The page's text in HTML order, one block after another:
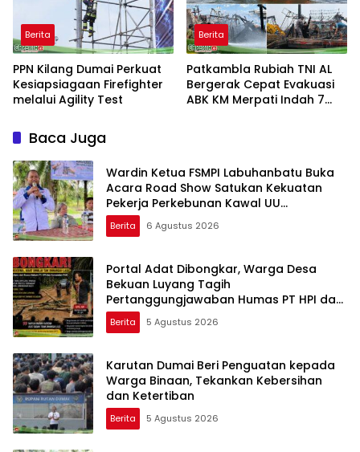
Berita
PPN Kilang Dumai Perkuat
Kesiapsiagaan Firefighter
melalui Agility Test
Berita
Patkambla Rubiah TNI AL
Bergerak Cepat Evakuasi
ABK KM Merpati Indah 7
Baca Juga
Wardin Ketua FSMPI Labuhanbatu Buka
Acara Road Show Satukan Kekuatan
Pekerja Perkebunan Kawal UU
Ketenagakerjaan Baru
Berita 6 Agustus 2026
Portal Adat Dibongkar, Warga Desa
Bekuan Luyang Tagih
Pertanggungjawaban Humas PT HPI dan
Kepala Desa yang Diduga Terlibat
Berita 5 Agustus 2026
Karutan Dumai Beri Penguatan kepada
Warga Binaan, Tekankan Kebersihan
dan Ketertiban
Berita 5 Agustus 2026